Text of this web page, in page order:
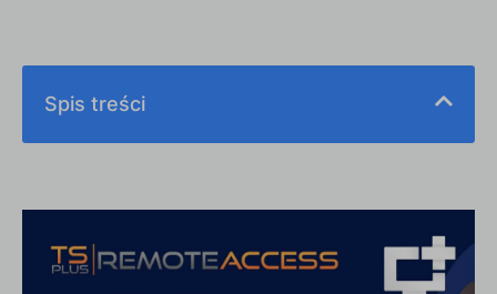
Spis treści
połączenia z drukarką?